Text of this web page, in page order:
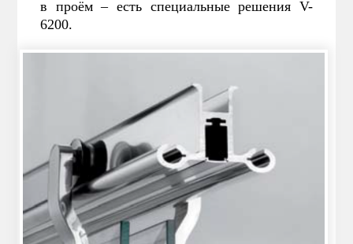
в проём – есть специальные решения V-
6200.